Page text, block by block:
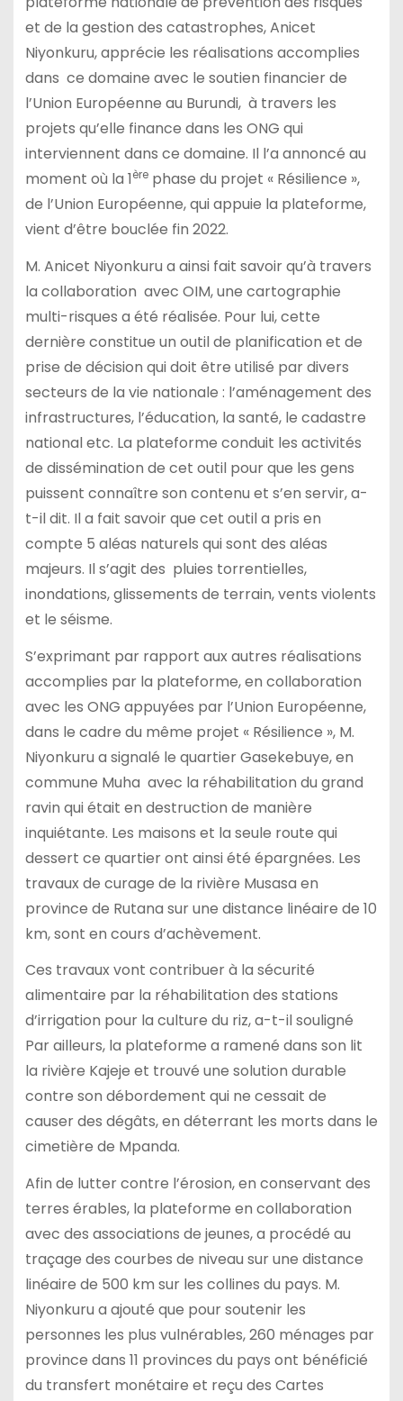
et de la gestion des catastrophes, Anicet
Niyonkuru, apprécie les réalisations accomplies
dans ce domaine avec le soutien financier de
l’Union Européenne au Burundi, à travers les
projets qu’elle finance dans les ONG qui
interviennent dans ce domaine. Il l’a annoncé au
moment où la 1èrephase du projet « Résilience »,
de l’Union Européenne, qui appuie la plateforme,
vient d’être bouclée fin 2022.
M. Anicet Niyonkuru a ainsi fait savoir qu’à travers
la collaboration avec OIM, une cartographie
multi-risques a été réalisée. Pour lui, cette
dernière constitue un outil de planification et de
prise de décision qui doit être utilisé par divers
secteurs de la vie nationale : l’aménagement des
infrastructures, l’éducation, la santé, le cadastre
national etc. La plateforme conduit les activités
de dissémination de cet outil pour que les gens
puissent connaître son contenu et s’en servir, a-
t-il dit. Il a fait savoir que cet outil a pris en
compte 5 aléas naturels qui sont des aléas
majeurs. Il s’agit des pluies torrentielles,
inondations, glissements de terrain, vents violents
et le séisme.
S’exprimant par rapport aux autres réalisations
accomplies par la plateforme, en collaboration
avec les ONG appuyées par l’Union Européenne,
dans le cadre du même projet « Résilience », M.
Niyonkuru a signalé le quartier Gasekebuye, en
commune Muha avec la réhabilitation du grand
ravin qui était en destruction de manière
inquiétante. Les maisons et la seule route qui
dessert ce quartier ont ainsi été épargnées. Les
travaux de curage de la rivière Musasa en
province de Rutana sur une distance linéaire de 10
km, sont en cours d’achèvement.
Ces travaux vont contribuer à la sécurité
alimentaire par la réhabilitation des stations
d’irrigation pour la culture du riz, a-t-il souligné
Par ailleurs, la plateforme a ramené dans son lit
la rivière Kajeje et trouvé une solution durable
contre son débordement qui ne cessait de
causer des dégâts, en déterrant les morts dans le
cimetière de Mpanda.
Afin de lutter contre l’érosion, en conservant des
terres érables, la plateforme en collaboration
avec des associations de jeunes, a procédé au
traçage des courbes de niveau sur une distance
linéaire de 500 km sur les collines du pays. M.
Niyonkuru a ajouté que pour soutenir les
personnes les plus vulnérables, 260 ménages par
province dans 11 provinces du pays ont bénéficié
du transfert monétaire et reçu des Cartes